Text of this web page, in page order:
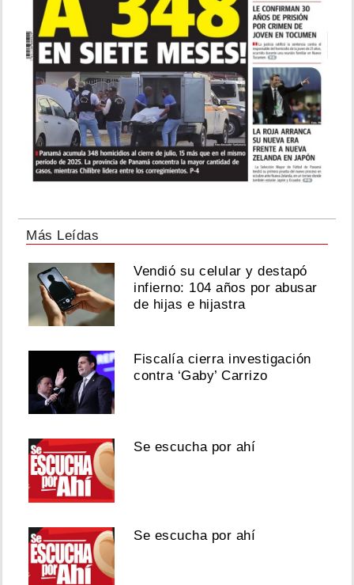
Más Leídas
Vendió su celular y destapó
infierno: 104 años por abusar
de hijas e hijastra
Fiscalía cierra investigación
contra ‘Gaby’ Carrizo
Se escucha por ahí
Se escucha por ahí